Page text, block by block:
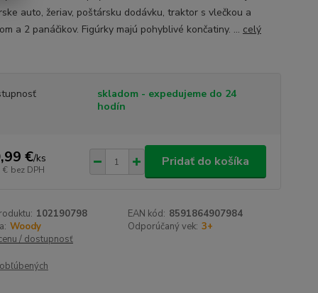
auto, žeriav, poštársku dodávku, traktor s vlečkou a
a 2 panáčikov. Figúrky majú pohyblivé končatiny. ... celý
skladom - expedujeme do 24
hodín
€/ks
€ bez DPH
Pridať do košíka
102190798 EAN kód: 8591864907984
Woody Odporúčaný vek: 3+
/ dostupnosť